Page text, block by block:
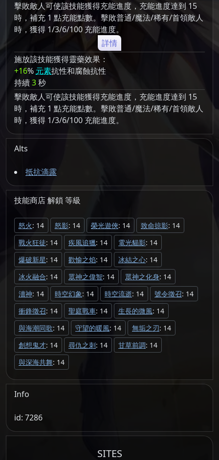
擊敗敵人可使該技能獲得充能進度，充能進度達到 15
時，補充 1 點充能點數。擊敗普通/魔法/稀有/首領敵人
時，獲得 1/3/6/100 充能進度。
詳情
施放該技能獲得靈藥效果：
+16% 元素抗性和腐蝕抗性
持續3秒
擊敗敵人可使該技能獲得充能進度，充能進度達到 15
時，補充 1 點充能點數。擊敗普通/魔法/稀有/首領敵人
時，獲得 1/3/6/100 充能進度。
Alts
抵抗滴露
技能商店解鎖 等級
怒火: 14 怒影: 14 榮光遊俠: 14 致命掠影: 14
戰火狂徒: 14 疾風追獵: 14 電光貓影: 14
爆破新星: 14 歡愉之焰: 14 冰結之心: 14
冰火融合: 14 眾神之偉智: 14 眾神之化身: 14
瀆神: 14 時空幻象: 14 時空流逝: 14 號令徵召: 14
衝鋒徵召: 14 聖庭戰車: 14 生長的微風: 14
與海潮同歌: 14 守望的暖風: 14 無垢之刃: 14
創想鬼才: 14 尋仇之刺: 14 甘草前調: 14
與深海共舞: 14
Info
id: 7286
SITES